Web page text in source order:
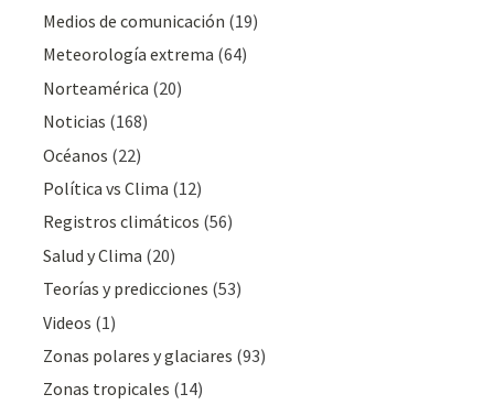
Medios de comunicación (19)
Meteorologí­a extrema (64)
Norteamérica (20)
Noticias (168)
Océanos (22)
Polí­tica vs Clima (12)
Registros climáticos (56)
Salud y Clima (20)
Teorías y predicciones (53)
Videos (1)
Zonas polares y glaciares (93)
Zonas tropicales (14)